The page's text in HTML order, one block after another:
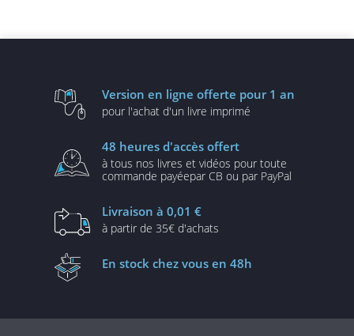
fournis
Valable 1 an, en illimité
Version en ligne offerte pour 1 an
pour l'achat d'un livre imprimé
48 heures d'accès offert
à tous nos livres et vidéos pour toute
commande payéepar CB ou par PayPal
Livraison à 0,01 €
à partir de 35€ d'achats
En stock chez vous en 48h